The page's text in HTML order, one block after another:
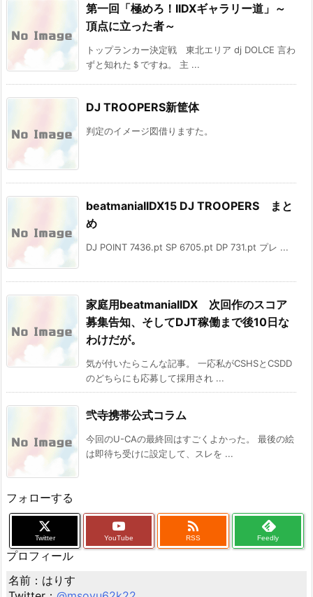
第一回「極めろ！IIDXギャラリー道」～
頂点に立った者～
トップランカー決定戦 東北エリア dj DOLCE 言わ
ずと知れた＄ですね。 主 ...
DJ TROOPERS新筐体
判定のイメージ図借りますた。
beatmaniaIIDX15 DJ TROOPERS まと
め
DJ POINT 7436.pt SP 6705.pt DP 731.pt プレ ...
家庭用beatmaniaIIDX 次回作のスコア
募集告知、そしてDJT稼働まで後10日な
わけだが。
気が付いたらこんな記事。 一応私がCSHSとCSDD
のどちらにも応募して採用され ...
弐寺携帯公式コラム
今回のU-CAの最終回はすごくよかった。 最後の絵
は即待ち受けに設定して、スレを ...
フォローする
Twitter YouTube

RSS Feedly
プロフィール
名前：はりす